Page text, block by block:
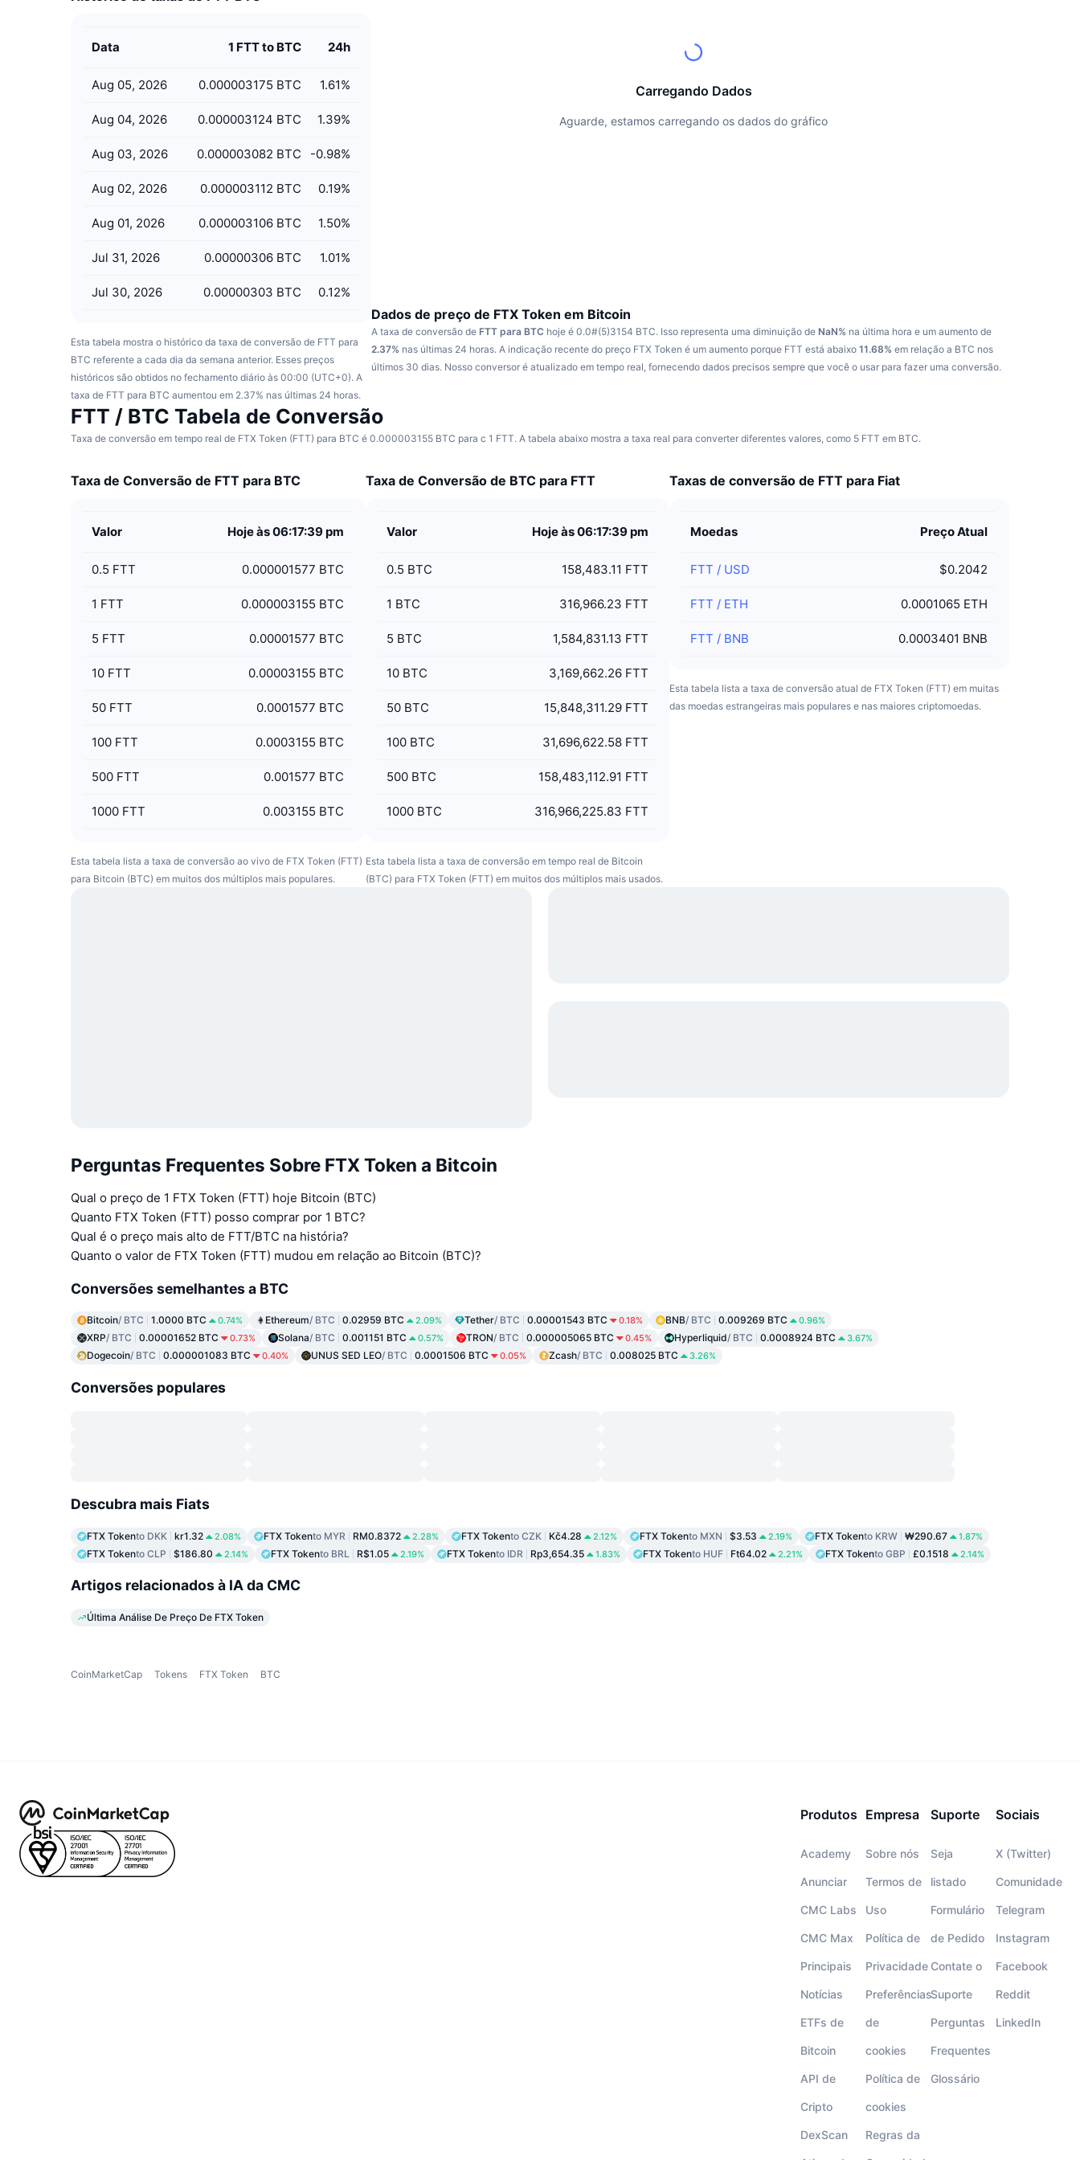
Data 1 FTT to BTC 24h
Aug 05, 2026 0.000003175 BTC 1.61%
Aug 04, 2026 0.000003124 BTC 1.39%
Aug 03, 2026 0.000003082 BTC -0.98%
Aug 02, 2026 0.000003112 BTC 0.19%
Aug 01, 2026 0.000003106 BTC 1.50%
Jul 31, 2026 0.00000306 BTC 1.01%
Jul 30, 2026 0.00000303 BTC 0.12%
Esta tabela mostra o histórico da taxa de conversão de FTT para
BTC referente a cada dia da semana anterior. Esses preços
históricos são obtidos no fechamento diário às 00:00 (UTC+0). A
taxa de FTT para BTC aumentou em 2.37% nas últimas 24 horas.
Carregando Dados
Aguarde, estamos carregando os dados do gráfico
Dados de preço de FTX Token em Bitcoin
A taxa de conversão de FTT para BTC hoje é 0.0#(5)3154 BTC. Isso representa uma diminuição de NaN% na última hora e um aumento de
2.37% nas últimas 24 horas. A indicação recente do preço FTX Token é um aumento porque FTT está abaixo 11.68% em relação a BTC nos
últimos 30 dias. Nosso conversor é atualizado em tempo real, fornecendo dados precisos sempre que você o usar para fazer uma conversão.
FTT / BTC Tabela de Conversão
Taxa de conversão em tempo real de FTX Token (FTT) para BTC é 0.000003155 BTC para c 1 FTT. A tabela abaixo mostra a taxa real para converter diferentes valores, como 5 FTT em BTC.
Taxa de Conversão de FTT para BTC
Valor Hoje às 06:17:39 pm
0.5 FTT 0.000001577 BTC
1 FTT 0.000003155 BTC
5 FTT 0.00001577 BTC
10 FTT 0.00003155 BTC
50 FTT 0.0001577 BTC
100 FTT 0.0003155 BTC
500 FTT 0.001577 BTC
1000 FTT 0.003155 BTC
Esta tabela lista a taxa de conversão ao vivo de FTX Token (FTT)
para Bitcoin (BTC) em muitos dos múltiplos mais populares.
Taxa de Conversão de BTC para FTT
Valor Hoje às 06:17:39 pm
0.5 BTC 158,483.11 FTT
1 BTC 316,966.23 FTT
5 BTC 1,584,831.13 FTT
10 BTC 3,169,662.26 FTT
50 BTC 15,848,311.29 FTT
100 BTC 31,696,622.58 FTT
500 BTC 158,483,112.91 FTT
1000 BTC 316,966,225.83 FTT
Esta tabela lista a taxa de conversão em tempo real de Bitcoin
(BTC) para FTX Token (FTT) em muitos dos múltiplos mais usados.
Taxas de conversão de FTT para Fiat
Moedas Preço Atual
FTT / USD $0.2042
FTT / ETH 0.0001065 ETH
FTT / BNB 0.0003401 BNB
Esta tabela lista a taxa de conversão atual de FTX Token (FTT) em muitas
das moedas estrangeiras mais populares e nas maiores criptomoedas.
Perguntas Frequentes Sobre FTX Token a Bitcoin
Qual o preço de 1 FTX Token (FTT) hoje Bitcoin (BTC)
Quanto FTX Token (FTT) posso comprar por 1 BTC?
Qual é o preço mais alto de FTT/BTC na história?
Quanto o valor de FTX Token (FTT) mudou em relação ao Bitcoin (BTC)?
Conversões semelhantes a BTC
Bitcoin/ BTC 1.0000 BTC 0.74% Ethereum/ BTC 0.02959 BTC 2.09% Tether/ BTC 0.00001543 BTC 0.18% BNB/ BTC 0.009269 BTC 0.96%
XRP/ BTC 0.00001652 BTC 0.73% Solana/ BTC 0.001151 BTC 0.57% TRON/ BTC 0.000005065 BTC 0.45% Hyperliquid/ BTC 0.0008924 BTC 3.67%
Dogecoin/ BTC 0.000001083 BTC 0.40% UNUS SED LEO/ BTC 0.0001506 BTC 0.05% Zcash/ BTC 0.008025 BTC 3.26%
Conversões populares
Descubra mais Fiats
FTX Tokento DKK kr1.32 2.08% FTX Tokento MYR RM0.8372 2.28% FTX Tokento CZK Kč4.28 2.12% FTX Tokento MXN $3.53 2.19% FTX Tokento KRW ₩290.67 1.87%
FTX Tokento CLP $186.80 2.14% FTX Tokento BRL R$1.05 2.19% FTX Tokento IDR Rp3,654.35 1.83% FTX Tokento HUF Ft64.02 2.21% FTX Tokento GBP £0.1518 2.14%
Artigos relacionados à IA da CMC
Última Análise De Preço De FTX Token
CoinMarketCap Tokens FTX Token BTC
Produtos
Academy
Anunciar
CMC Labs
CMC Max
Principais
Notícias
ETFs de
Bitcoin
API de
Cripto
DexScan
Empresa
Sobre nós
Termos de
Uso
Política de
Privacidade
Preferências
de
cookies
Política de
cookies
Regras da
Suporte
Seja
listado
Formulário
de Pedido
Contate o
Suporte
Perguntas
Frequentes
Glossário
Sociais
X (Twitter)
Comunidade
Telegram
Instagram
Facebook
Reddit
LinkedIn